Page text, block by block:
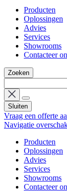
Producten
Oplossingen
Advies
Services
Showrooms
Contacteer
Zoeken
Sluiten
Vraag een offerte
Navigatie
Producten
Oplossingen
Advies
Services
Showrooms
Contacteer